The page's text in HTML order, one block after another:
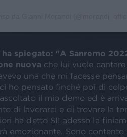
spiegato: "A Sanremo
nuova che lui vuole
una che mi facesse
ho pensato finché poi di
il mio demo ed è
di lavorarci e di trovare la
ha detto SI! adesso la
emozionante. Sono